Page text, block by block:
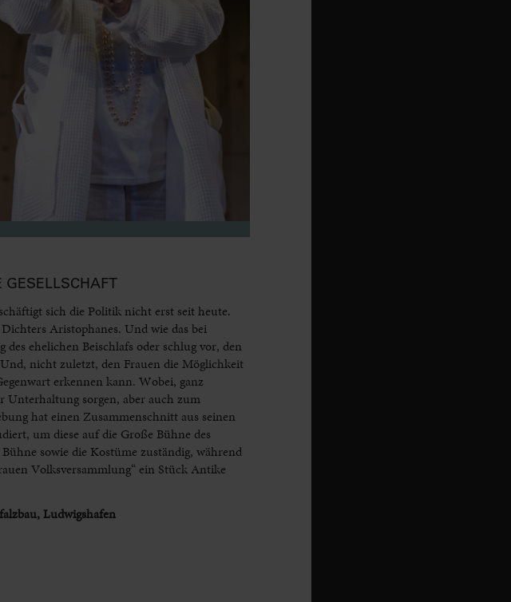
sich die Politik nicht erst seit heute.
Aristophanes. Und wie das bei
ehelichen Beischlafs oder schlug vor, den
nicht zuletzt, den Frauen die Möglichkeit
erkennen kann. Wobei, ganz
sorgen, aber auch zum
hat einen Zusammenschnitt aus seinen
um diese auf die Große Bühne des
sowie die Kostüme zuständig, während
Volksversammlung“ ein Stück Antike
Ludwigshafen